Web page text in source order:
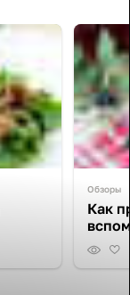
Обзоры
Как